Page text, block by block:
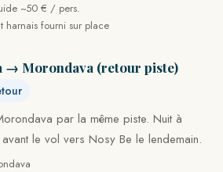
~50 € / pers.
harnais fourni sur place
→ Morondava (retour piste)
par la même piste. Nuit à
le vol vers Nosy Be le lendemain.